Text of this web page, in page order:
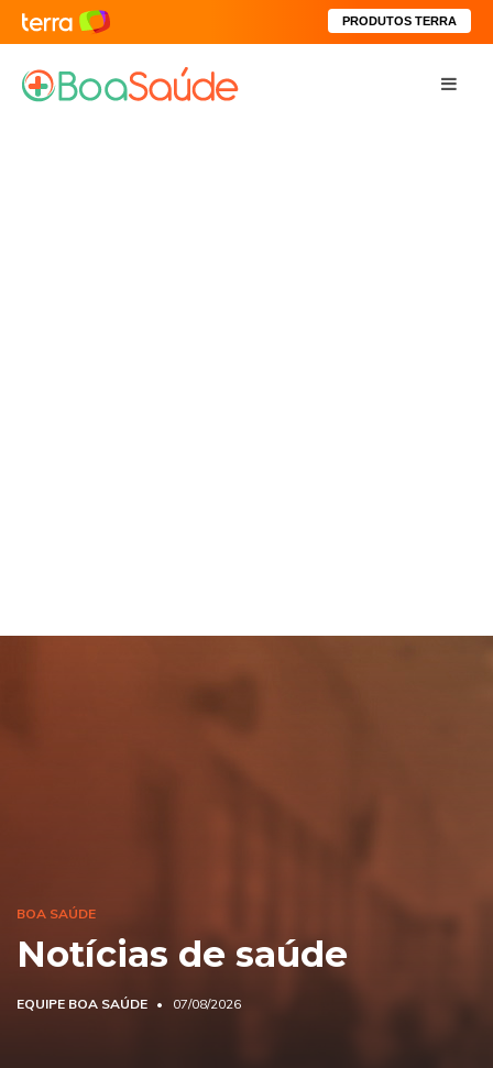
PRODUTOS TERRA
BOA SAÚDE
Notícias de saúde
EQUIPE BOA SAÚDE 07/08/2026